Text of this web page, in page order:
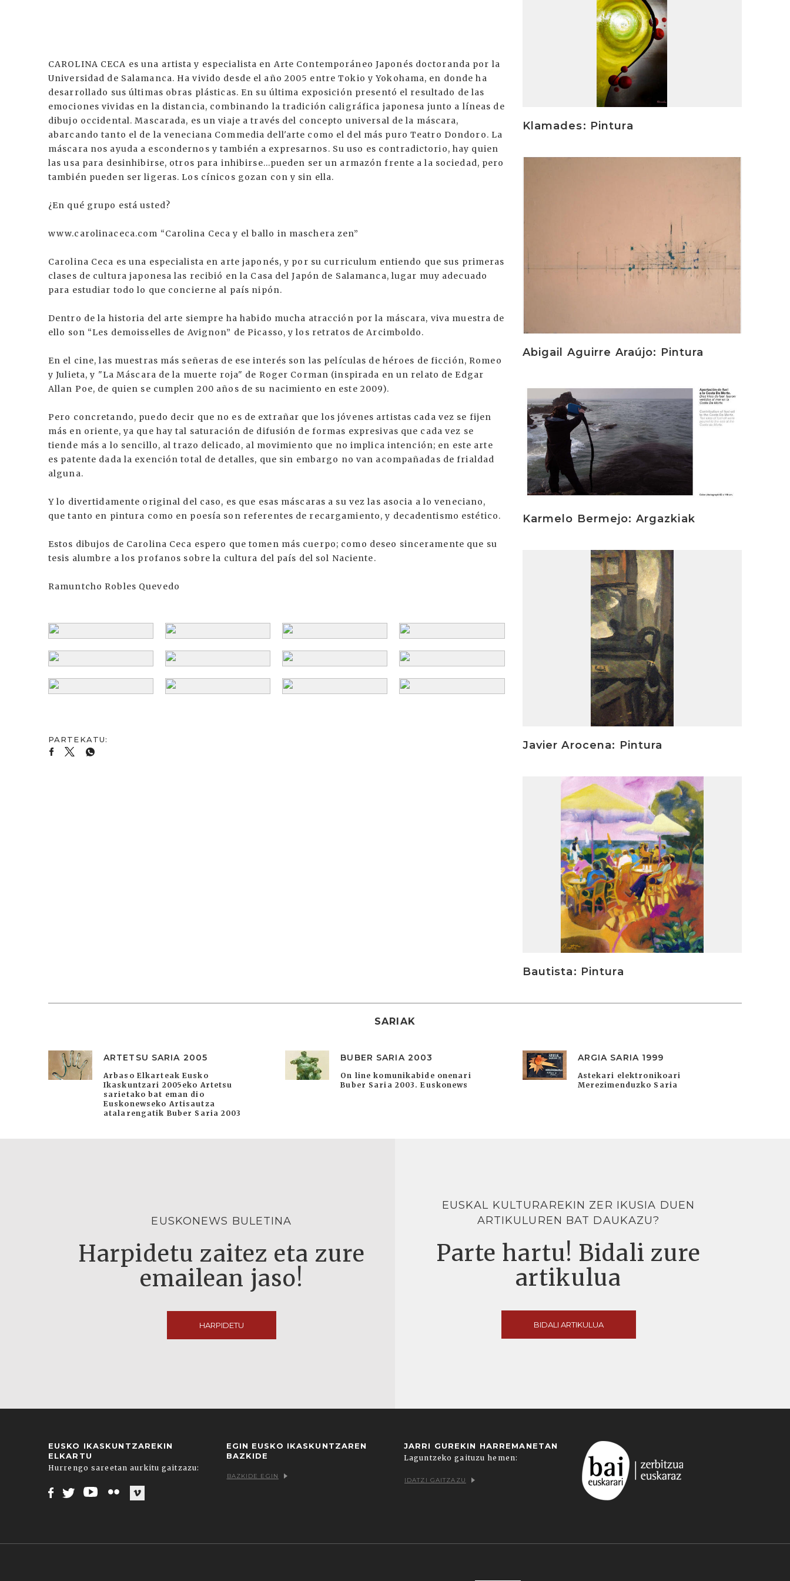
CAROLINA CECA es una artista y especialista en Arte Contemporáneo Japonés doctoranda por la
Universidad de Salamanca. Ha vivido desde el año 2005 entre Tokio y Yokohama, en donde ha
desarrollado sus últimas obras plásticas. En su última exposición presentó el resultado de las
emociones vividas en la distancia, combinando la tradición caligráfica japonesa junto a líneas de
dibujo occidental. Mascarada, es un viaje a través del concepto universal de la máscara,
abarcando tanto el de la veneciana Commedia dell'arte como el del más puro Teatro Dondoro. La
máscara nos ayuda a escondernos y también a expresarnos. Su uso es contradictorio, hay quien
las usa para desinhibirse, otros para inhibirse…pueden ser un armazón frente a la sociedad, pero
también pueden ser ligeras. Los cínicos gozan con y sin ella.
¿En qué grupo está usted?
www.carolinaceca.com “Carolina Ceca y el ballo in maschera zen”
Carolina Ceca es una especialista en arte japonés, y por su curriculum entiendo que sus primeras
clases de cultura japonesa las recibió en la Casa del Japón de Salamanca, lugar muy adecuado
para estudiar todo lo que concierne al país nipón.
Dentro de la historia del arte siempre ha habido mucha atracción por la máscara, viva muestra de
ello son “Les demoisselles de Avignon” de Picasso, y los retratos de Arcimboldo.
En el cine, las muestras más señeras de ese interés son las películas de héroes de ficción, Romeo
y Julieta, y "La Máscara de la muerte roja" de Roger Corman (inspirada en un relato de Edgar
Allan Poe, de quien se cumplen 200 años de su nacimiento en este 2009).
Pero concretando, puedo decir que no es de extrañar que los jóvenes artistas cada vez se fijen
más en oriente, ya que hay tal saturación de difusión de formas expresivas que cada vez se
tiende más a lo sencillo, al trazo delicado, al movimiento que no implica intención; en este arte
es patente dada la exención total de detalles, que sin embargo no van acompañadas de frialdad
alguna.
Y lo divertidamente original del caso, es que esas máscaras a su vez las asocia a lo veneciano,
que tanto en pintura como en poesía son referentes de recargamiento, y decadentismo estético.
Estos dibujos de Carolina Ceca espero que tomen más cuerpo; como deseo sinceramente que su
tesis alumbre a los profanos sobre la cultura del país del sol Naciente.
Ramuntcho Robles Quevedo
Klamades: Pintura
Abigail Aguirre Araújo: Pintura
Karmelo Bermejo: Argazkiak
Irakurri
Javier Arocena: Pintura
Bautista: Pintura
SARIAK
ARTETSU SARIA 2005
Arbaso Elkarteak Eusko
Ikaskuntzari 2005eko Artetsu
sarietako bat eman dio
Euskonewseko Artisautza
atalarengatik Buber Saria 2003
BUBER SARIA 2003
On line komunikabide onenari
Buber Saria 2003. Euskonews
ARGIA SARIA 1999
Astekari elektronikoari
Merezimenduzko Saria
EUSKONEWS BULETINA
Harpidetu zaitez eta zure
emailean jaso!
HARPIDETU
EUSKAL KULTURAREKIN ZER IKUSIA DUEN
ARTIKULUREN BAT DAUKAZU?
Parte hartu! Bidali zure
artikulua
BIDALI ARTIKULUA
EUSKO IKASKUNTZAREKIN
ELKARTU
Hurrengo sareetan aurkitu gaitzazu:
EGIN EUSKO IKASKUNTZAREN
BAZKIDE
BAZKIDE EGIN
JARRI GUREKIN HARREMANETAN
Laguntzeko gaituzu hemen:
IDATZI GAITZAZU